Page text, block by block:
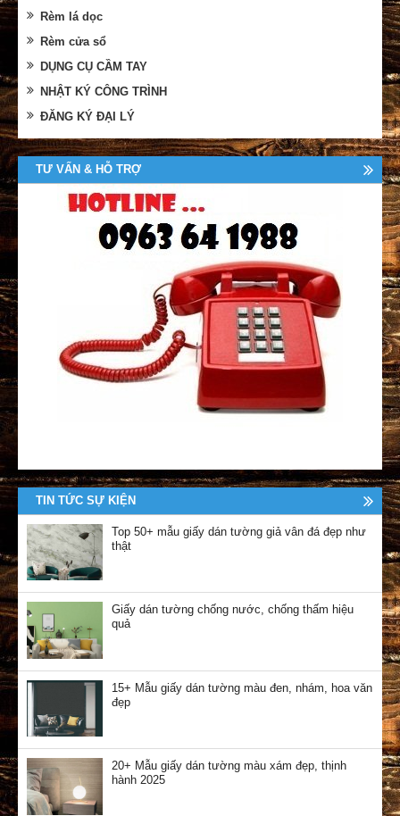
Rèm lá dọc
Rèm cửa sổ
DỤNG CỤ CẦM TAY
NHẬT KÝ CÔNG TRÌNH
ĐĂNG KÝ ĐẠI LÝ
TƯ VẤN & HỖ TRỢ
TIN TỨC SỰ KIỆN
Top 50+ mẫu giấy dán tường giả vân đá đẹp như
thật
Giấy dán tường chống nước, chống thấm hiệu
quả
15+ Mẫu giấy dán tường màu đen, nhám, hoa văn
đẹp
20+ Mẫu giấy dán tường màu xám đẹp, thịnh
hành 2025